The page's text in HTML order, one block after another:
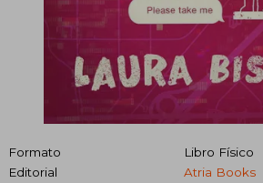
Formato
Libro Físico
Editorial
Atria Books